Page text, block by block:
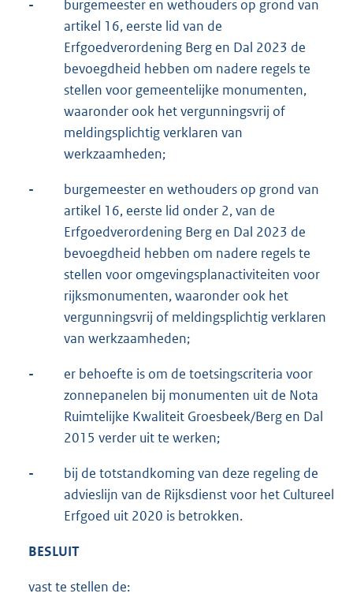
-
burgemeester en wethouders op grond van
artikel 16, eerste lid van de
Erfgoedverordening Berg en Dal 2023 de
bevoegdheid hebben om nadere regels te
stellen voor gemeentelijke monumenten,
waaronder ook het vergunningsvrij of
meldingsplichtig verklaren van
werkzaamheden;
-
burgemeester en wethouders op grond van
artikel 16, eerste lid onder 2, van de
Erfgoedverordening Berg en Dal 2023 de
bevoegdheid hebben om nadere regels te
stellen voor omgevingsplanactiviteiten voor
rijksmonumenten, waaronder ook het
vergunningsvrij of meldingsplichtig verklaren
van werkzaamheden;
-
er behoefte is om de toetsingscriteria voor
zonnepanelen bij monumenten uit de Nota
Ruimtelijke Kwaliteit Groesbeek/Berg en Dal
2015 verder uit te werken;
-
bij de totstandkoming van deze regeling de
advieslijn van de Rijksdienst voor het Cultureel
Erfgoed uit 2020 is betrokken.
BESLUIT
vast te stellen de: